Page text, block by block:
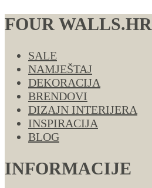
FOUR WALLS.HR
SALE
NAMJEŠTAJ
DEKORACIJA
BRENDOVI
DIZAJN INTERIJERA
INSPIRACIJA
BLOG
INFORMACIJE